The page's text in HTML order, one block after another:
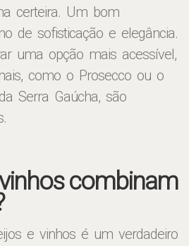
certeira. Um bom
de sofisticação e elegância.
uma opção mais acessível,
como o Prosecco ou o
Serra Gaúcha, são
combinam
e vinhos é um verdadeiro